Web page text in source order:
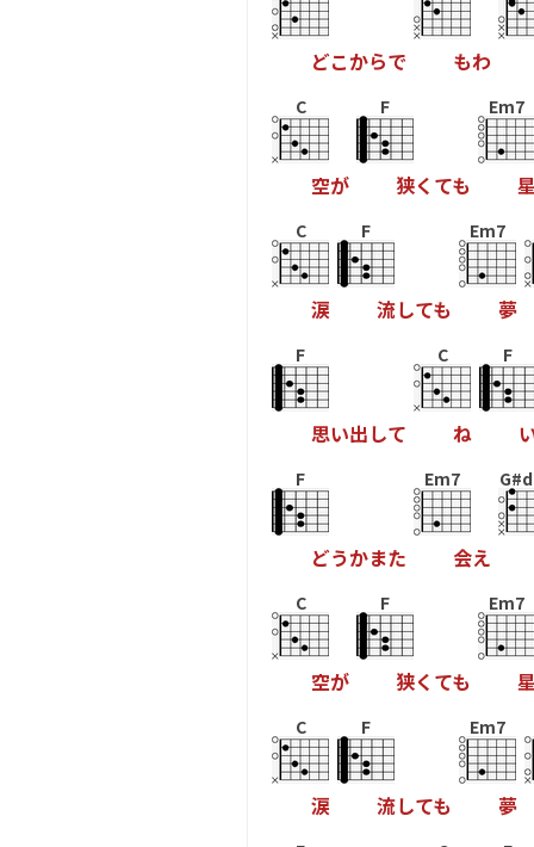
どこからで もわ
C
空が
F
狭く ても
Em7
C
涙
F
流しても
Em7
夢
F
思い出して
C
ね
F
F
どうかまた
Em7
会え
C
空が
F
狭く ても
Em7
C
涙
F
流しても
Em7
夢